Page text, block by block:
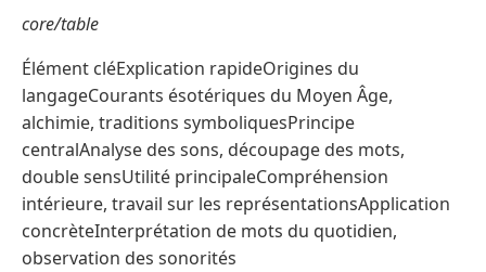
core/table
Élément cléExplication rapideOrigines du
langageCourants ésotériques du Moyen Âge,
alchimie, traditions symboliquesPrincipe
centralAnalyse des sons, découpage des mots,
double sensUtilité principaleCompréhension
intérieure, travail sur les représentationsApplication
concrèteInterprétation de mots du quotidien,
observation des sonorités